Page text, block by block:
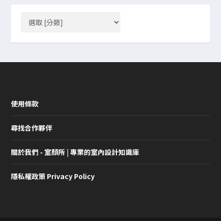
使用條款
尋找合作夥伴
關於我們 - 室顏所 | 專業的室內設計知識庫
隱私權政策 Privacy Policy